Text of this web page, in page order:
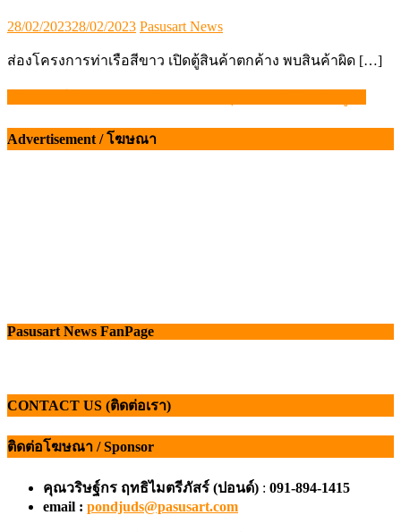
Posted
28/02/202328/02/2023 Author
Pasusart News
ส่องโครงการท่าเรือสีขาว เปิดตู้สินค้าตกค้าง พบสินค้าผิด […]
แนะแนว
เรื่อง
Advertisement / โฆษณา
Pasusart News FanPage
CONTACT US (ติดต่อเรา)
ติดต่อโฆษณา / Sponsor
คุณวริษฐ์กร ฤทธิไมตรีภัสร์ (ปอนด์) : 091-894-1415
email : pondjuds@pasusart.com